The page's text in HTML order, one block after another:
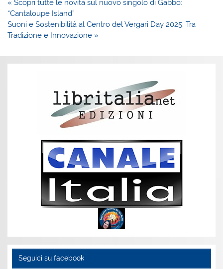
Navigazione
articoli
« Scopri tutte le novità sul nuovo singolo di Gabbo:
“Cantaloupe Island”
Suoni e Sostenibilità al Centro del Vergari Day 2025: Tra
Tradizione e Innovazione »
Seguici su facebook